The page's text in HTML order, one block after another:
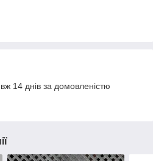
14 днів за домовленістю